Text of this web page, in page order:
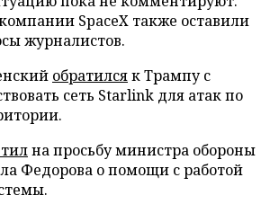
SpaceX также оставили
журналистов.
обратилсяк Трампу с
сеть Starlink для атак по
на просьбу министра обороны
Федорова о помощи с работой